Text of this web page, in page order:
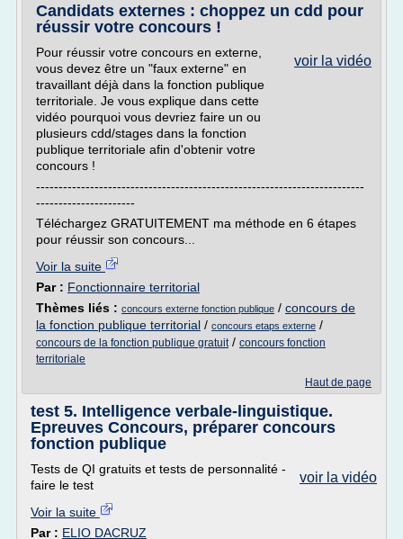
Candidats externes : choppez un cdd pour
réussir votre concours !
voir la vidéo
Pour réussir votre concours en externe,
vous devez être un "faux externe" en
travaillant déjà dans la fonction publique
territoriale. Je vous explique dans cette
vidéo pourquoi vous devriez faire un ou
plusieurs cdd/stages dans la fonction
publique territoriale afin d'obtenir votre
concours !
-------------------------------------------------------------------------
----------------------
Téléchargez GRATUITEMENT ma méthode en 6 étapes
pour réussir son concours...
Voir la suite
Par : Fonctionnaire territorial
Thèmes liés : concours externe fonction publique / concours de
la fonction publique territorial / concours etaps externe /
concours de la fonction publique gratuit/ concours fonction
territoriale
Haut de page
test 5. Intelligence verbale-linguistique.
Epreuves Concours, préparer concours
fonction publique
voir la vidéo
Tests de QI gratuits et tests de personnalité -
faire le test
Voir la suite
Par : ELIO DACRUZ